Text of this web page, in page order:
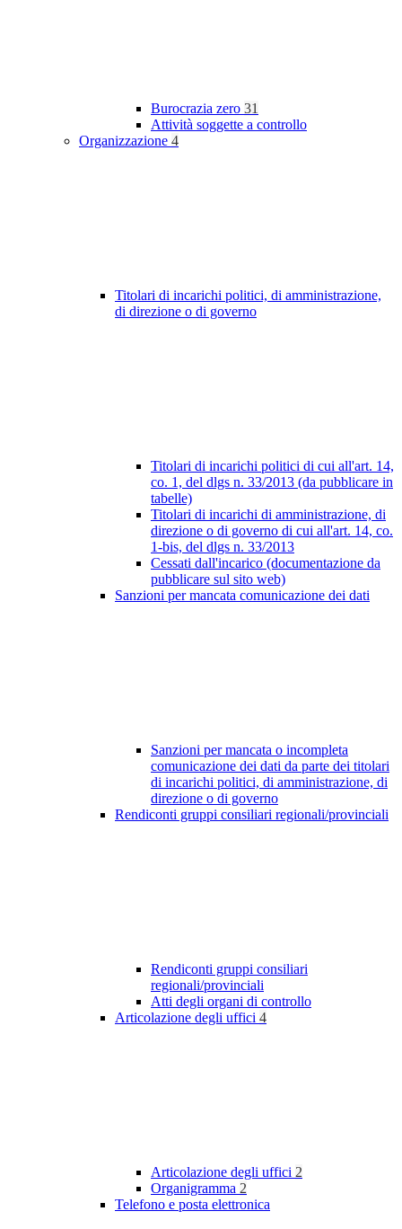
Burocrazia zero 31
Attività soggette a controllo
Organizzazione 4
Titolari di incarichi politici, di amministrazione,
di direzione o di governo
Titolari di incarichi politici di cui all'art. 14,
co. 1, del dlgs n. 33/2013 (da pubblicare in
tabelle)
Titolari di incarichi di amministrazione, di
direzione o di governo di cui all'art. 14, co.
1-bis, del dlgs n. 33/2013
Cessati dall'incarico (documentazione da
pubblicare sul sito web)
Sanzioni per mancata comunicazione dei dati
Sanzioni per mancata o incompleta
comunicazione dei dati da parte dei titolari
di incarichi politici, di amministrazione, di
direzione o di governo
Rendiconti gruppi consiliari regionali/provinciali
Rendiconti gruppi consiliari
regionali/provinciali
Atti degli organi di controllo
Articolazione degli uffici 4
Articolazione degli uffici 2
Organigramma 2
Telefono e posta elettronica